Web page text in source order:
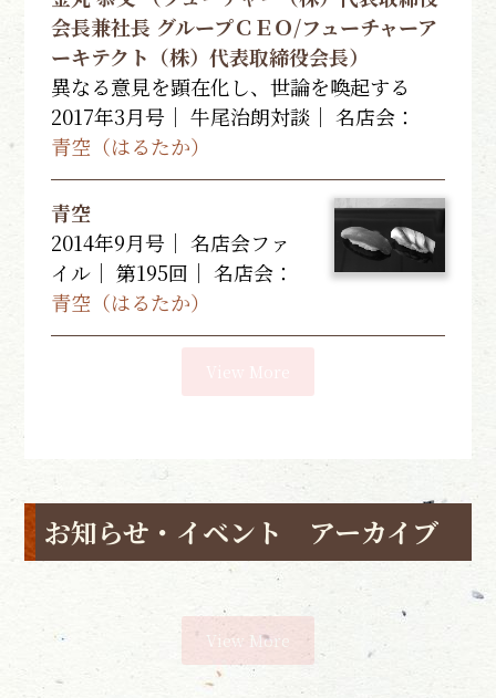
会長兼社長 グループＣＥＯ/フューチャーア
ーキテクト（株）代表取締役会長）
異なる意見を顕在化し、世論を喚起する
2017年3月号｜ 牛尾治朗対談｜名店会：
青空（はるたか）
青空
2014年9月号｜ 名店会ファ
イル｜ 第195回｜名店会：
青空（はるたか）
お知らせ・イベント アーカイブ
View More